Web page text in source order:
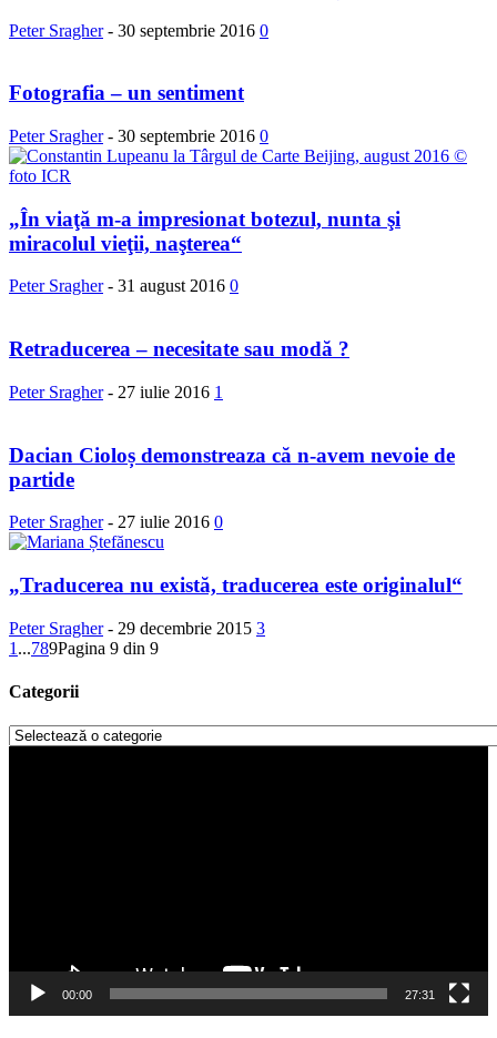
Peter Sragher - 30 septembrie 2016 0
Fotografia – un sentiment
Peter Sragher - 30 septembrie 2016 0
„În viaţă m-a impresionat botezul, nunta şi
miracolul vieţii, naşterea“
Peter Sragher - 31 august 2016 0
Retraducerea – necesitate sau modă ?
Peter Sragher - 27 iulie 2016 1
Dacian Cioloș demonstreaza că n-avem nevoie de
partide
Peter Sragher - 27 iulie 2016 0
„Traducerea nu există, traducerea este originalul“
Peter Sragher - 29 decembrie 2015 3
1 ...789Pagina 9 din 9
Categorii
Categorii
00:00 27:31